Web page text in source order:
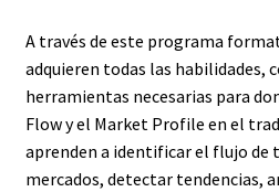
A través de este programa
adquieren todas las habilidades,
herramientas necesarias para
Flow y el Market Profile en el
aprenden a identificar el flujo de
mercados, detectar tendencias,